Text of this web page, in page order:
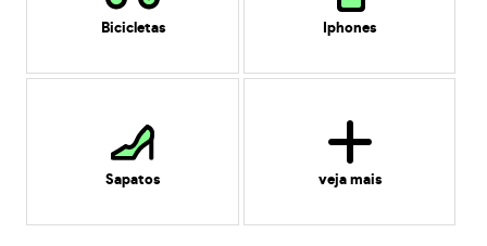
Bicicletas Iphones
Sapatos veja mais